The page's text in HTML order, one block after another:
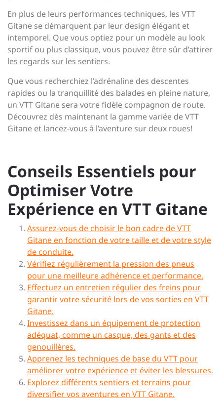
En plus de leurs performances techniques, les VTT
Gitane se démarquent par leur design élégant et
intemporel. Que vous optiez pour un modèle au look
sportif ou plus classique, vous pouvez être sûr d’attirer
les regards sur les sentiers.
Que vous recherchiez l’adrénaline des descentes
rapides ou la tranquillité des balades en pleine nature,
un VTT Gitane sera votre fidèle compagnon de route.
Découvrez dès maintenant la gamme variée de VTT
Gitane et lancez-vous à l’aventure sur deux roues!
Conseils Essentiels pour
Optimiser Votre
Expérience en VTT Gitane
Assurez-vous de choisir le bon cadre de VTT
Gitane en fonction de votre taille et de votre style
de conduite.
Vérifiez régulièrement la pression des pneus
pour une meilleure adhérence et performance.
Effectuez un entretien régulier des freins pour
garantir votre sécurité lors de vos sorties en VTT
Gitane.
Investissez dans un équipement de protection
adéquat, comme un casque, des gants et des
genouillères.
Apprenez les techniques de base du VTT pour
améliorer votre expérience et éviter les blessures.
Explorez différents sentiers et terrains pour
diversifier vos aventures en VTT Gitane.